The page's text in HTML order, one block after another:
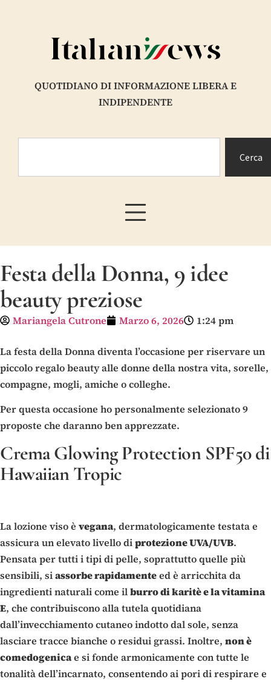
QUOTIDIANO DI INFORMAZIONE LIBERA E
INDIPENDENTE
Cerca
Festa della Donna, 9 idee
beauty preziose
Mariangela Cutrone Marzo 6, 2026 1:24 pm
La festa della Donna diventa l’occasione per riservare un
piccolo regalo beauty alle donne della nostra vita, sorelle,
compagne, mogli, amiche o colleghe.
Per questa occasione ho personalmente selezionato 9
proposte che daranno ben apprezzate.
Crema Glowing Protection SPF50 di
Hawaiian Tropic
La lozione viso è vegana, dermatologicamente testata e
assicura un elevato livello diprotezione UVA/UVB.
Pensata per tutti i tipi di pelle, soprattutto quelle più
sensibili, siassorbe rapidamenteed è arricchita da
ingredienti naturali come ilburro di karitè e la vitamina
E, che contribuiscono alla tutela quotidiana
dall’invecchiamento cutaneo indotto dal sole, senza
lasciare tracce bianche o residui grassi. Inoltre, non è
comedogenicae si fonde armonicamente con tutte le
tonalità dell’incarnato, consentendo ai pori di respirare e